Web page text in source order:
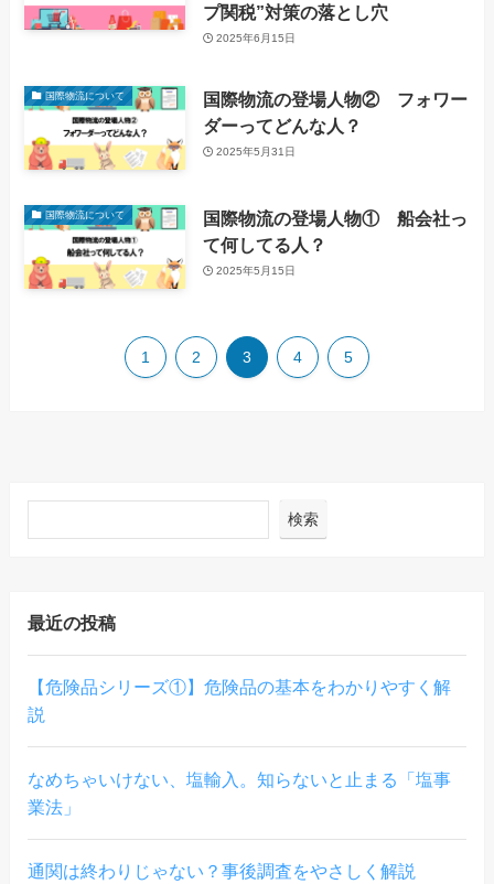
プ関税”対策の落とし穴
2025年6月15日
国際物流について
国際物流の登場人物② フォワー
ダーってどんな人？
2025年5月31日
国際物流について
国際物流の登場人物① 船会社っ
て何してる人？
2025年5月15日
1 2 3 4 5
検索
最近の投稿
【危険品シリーズ①】危険品の基本をわかりやすく解
説
なめちゃいけない、塩輸入。知らないと止まる「塩事
業法」
通関は終わりじゃない？事後調査をやさしく解説